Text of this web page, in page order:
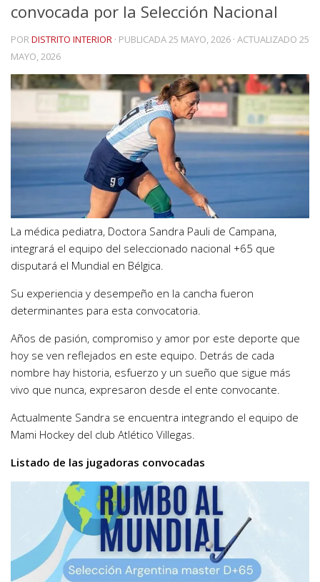
convocada por la Selección Nacional
PORDISTRITO INTERIOR · PUBLICADA25 MAYO, 2026 · ACTUALIZADO 25
MAYO, 2026
La médica pediatra, Doctora Sandra Pauli de Campana,
integrará el equipo del seleccionado nacional +65 que
disputará el Mundial en Bélgica.
Su experiencia y desempeño en la cancha fueron
determinantes para esta convocatoria.
Años de pasión, compromiso y amor por este deporte que
hoy se ven reflejados en este equipo. Detrás de cada
nombre hay historia, esfuerzo y un sueño que sigue más
vivo que nunca, expresaron desde el ente convocante.
Actualmente Sandra se encuentra integrando el equipo de
Mami Hockey del club Atlético Villegas.
Listado de las jugadoras convocadas